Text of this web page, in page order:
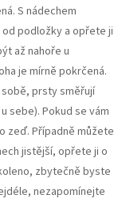
S nádechem
podložky a opřete ji
až nahoře u
je mírně pokrčená.
prsty směřují
sebe). Pokud se vám
zeď. Případně můžete
jistější, opřete ji o
zbytečně byste
nezapomínejte